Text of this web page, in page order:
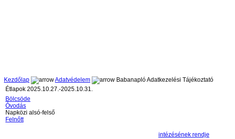
Kezdőlap
Adatvédelem
Babanapló Adatkezelési Tájékoztató
Étlapok 2025.10.27.-2025.10.31.
Bölcsöde
Óvodás
Napközi alsó-felső
Felnőtt
intézésének rendje